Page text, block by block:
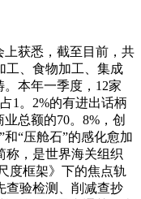
获悉，截至目前，共
工、食物加工、集成
本年一季度，12家
1。2%的有进出话柄
总额的70。8%，创
“压舱石”的感化愈加
称，是世界海关组织
度框架》下的焦点轨
查验检测、削减查抄